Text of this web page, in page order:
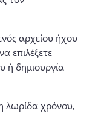
αρχείου ήχου
επιλέξετε
ή δημιουργία
λωρίδα χρόνου,